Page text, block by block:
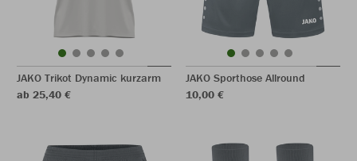
JAKO Trikot Dynamic kurzarm
ab 25,40 €
JAKO Sporthose Allround
10,00 €